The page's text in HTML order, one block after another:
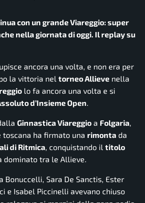
con un grande Viareggio: super
nella giornata di oggi. Il replay su
ancora una volta, e non era per
la vittoria nel torneo Allieve nella
lo fa ancora una volta e si
d’Insieme Open.
Ginnastica Viareggio a Folgaria,
toscana ha firmato una rimonta da
di Ritmica, conquistando il titolo
dominato tra le Allieve.
Bonuccelli, Sara De Sanctis, Ester
e Isabel Piccinelli avevano chiuso